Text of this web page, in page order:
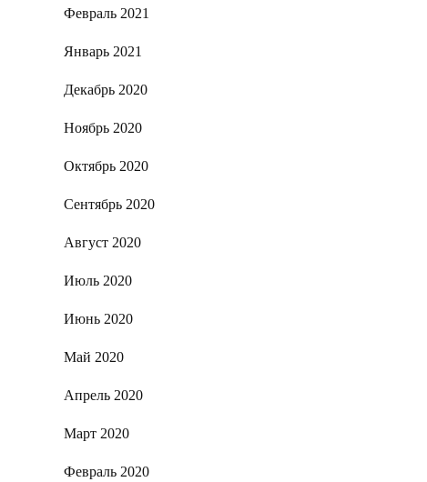
Февраль 2021
Январь 2021
Декабрь 2020
Ноябрь 2020
Октябрь 2020
Сентябрь 2020
Август 2020
Июль 2020
Июнь 2020
Май 2020
Апрель 2020
Март 2020
Февраль 2020